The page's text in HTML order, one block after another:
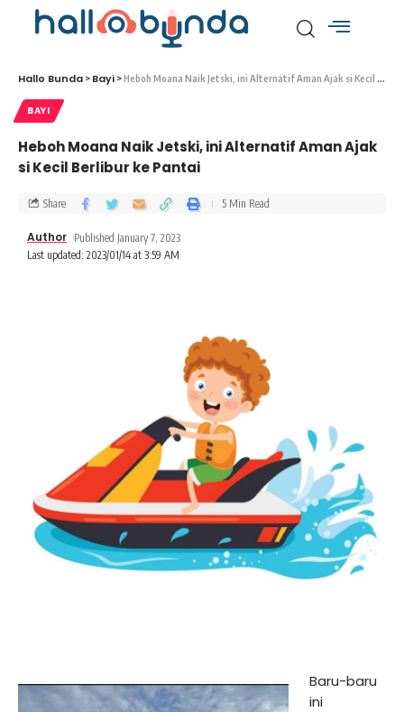
Hallo Bunda > Bayi >Heboh Moana Naik Jetski, ini Alternatif Aman Ajak si Kecil Berlibur ke Pantai
BAYI
Heboh Moana Naik Jetski, ini Alternatif Aman Ajak
si Kecil Berlibur ke Pantai
Last updated: 2023/01/14 at 3:59 AM
Author Published January 7, 2023
Share 5 Min Read
Baru-baru
ini